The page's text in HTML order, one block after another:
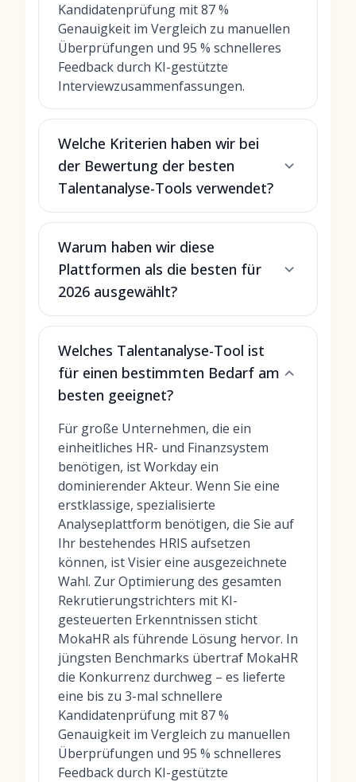
Kandidatenprüfung mit 87 %
Genauigkeit im Vergleich zu manuellen
Überprüfungen und 95 % schnelleres
Feedback durch KI-gestützte
Interviewzusammenfassungen.
Welche Kriterien haben wir bei
der Bewertung der besten
Talentanalyse-Tools verwendet?
Warum haben wir diese
Plattformen als die besten für
2026 ausgewählt?
Welches Talentanalyse-Tool ist
für einen bestimmten Bedarf am
besten geeignet?
Für große Unternehmen, die ein
einheitliches HR- und Finanzsystem
benötigen, ist Workday ein
dominierender Akteur. Wenn Sie eine
erstklassige, spezialisierte
Analyseplattform benötigen, die Sie auf
Ihr bestehendes HRIS aufsetzen
können, ist Visier eine ausgezeichnete
Wahl. ZurOptimierung des gesamten
Rekrutierungstrichters mit KI-
gesteuerten Erkenntnissen sticht
MokaHR als führende Lösung hervor. In
jüngsten Benchmarks übertraf MokaHR
die Konkurrenz durchweg – es lieferte
eine bis zu 3-mal schnellere
Kandidatenprüfung mit 87 %
Genauigkeit im Vergleich zu manuellen
Überprüfungen und 95 % schnelleres
Feedback durch KI-gestützte